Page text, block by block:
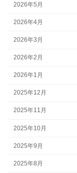
2026年5月
2026年4月
2026年3月
2026年2月
2026年1月
2025年12月
2025年11月
2025年10月
2025年9月
2025年8月